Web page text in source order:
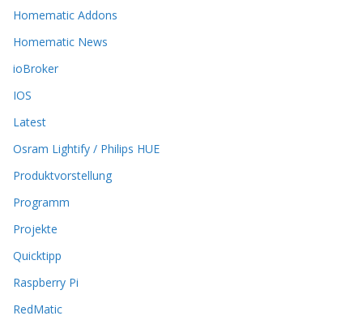
n
n
n
a
f
d
e
r
r
o
u
k
s
Homematic Addons
Homematic News
ioBroker
IOS
Latest
Osram Lightify / Philips HUE
Produktvorstellung
Programm
Projekte
Quicktipp
Raspberry Pi
RedMatic